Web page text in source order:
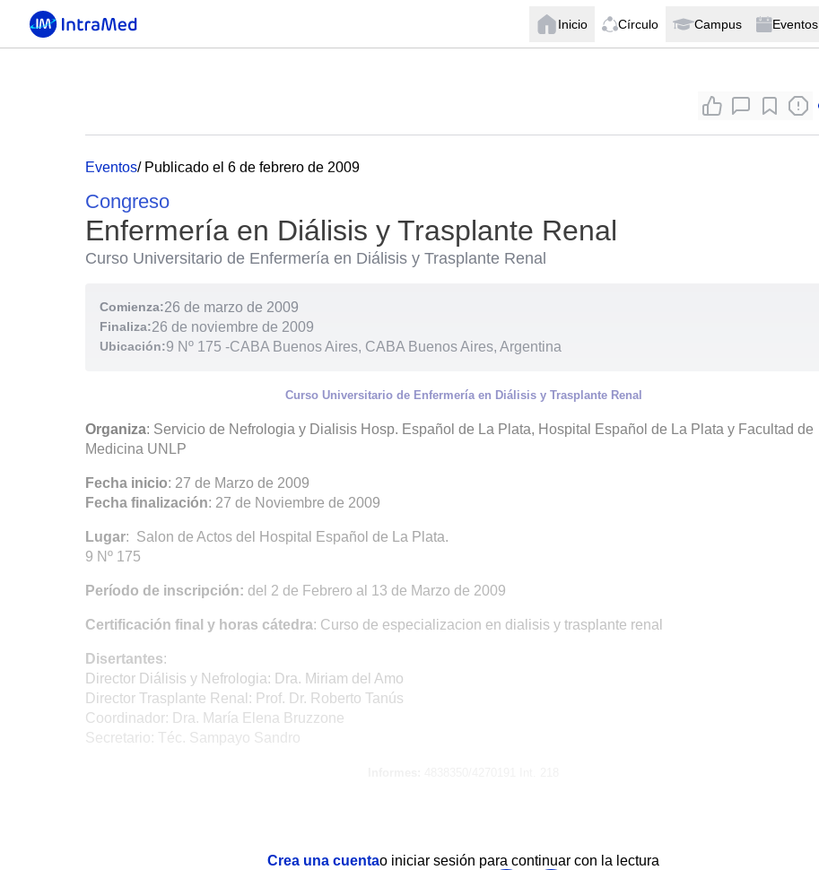
Inicio Círculo Campus Eventos
Eventos/ Publicado el 6 de febrero de 2009
Congreso
Enfermería en Diálisis y Trasplante Renal
Curso Universitario de Enfermería en Diálisis y Trasplante Renal
Comienza:26 de marzo de 2009
Finaliza:26 de noviembre de 2009
Ubicación:9 Nº 175 -CABA Buenos Aires, CABA Buenos Aires, Argentina
Curso Universitario de Enfermería en Diálisis y Trasplante Renal
Organiza: Servicio de Nefrologia y Dialisis Hosp. Español de La Plata, Hospital Español de La Plata y Facultad de
Medicina UNLP
Fecha inicio: 27 de Marzo de 2009
Fecha finalización: 27 de Noviembre de 2009
Lugar: Salon de Actos del Hospital Español de La Plata.
9 Nº 175
Período de inscripción: del 2 de Febrero al 13 de Marzo de 2009
Certificación final y horas cátedra: Curso de especializacion en dialisis y trasplante renal
Disertantes:
Director Diálisis y Nefrologia: Dra. Miriam del Amo
Director Trasplante Renal: Prof. Dr. Roberto Tanús
Coordinador: Dra. María Elena Bruzzone
Secretario: Téc. Sampayo Sandro
Crea una cuentao iniciar sesión para continuar con la lectura